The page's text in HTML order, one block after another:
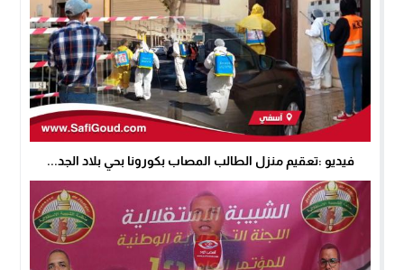
فيديو :تعقيم منزل الطالب المصاب بكورونا بحي بلاد الجد...